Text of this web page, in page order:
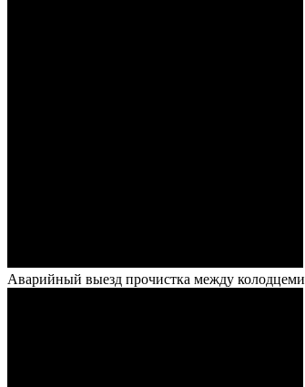
Аварийный выезд прочистка между колодцеми